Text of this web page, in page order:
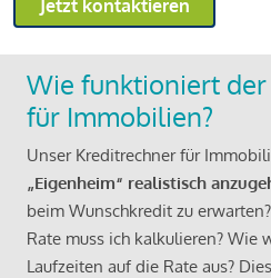
Jetzt kontaktieren
Wie funktioniert
für Immobilien?
Unser Kreditrechner für
„Eigenheim“ realistisch
beim Wunschkredit zu
Rate muss ich kalkulieren? Wie
Laufzeiten auf die Rate aus?